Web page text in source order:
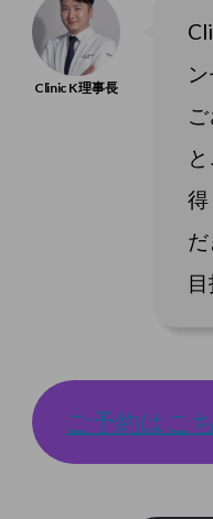
ご予約はこ